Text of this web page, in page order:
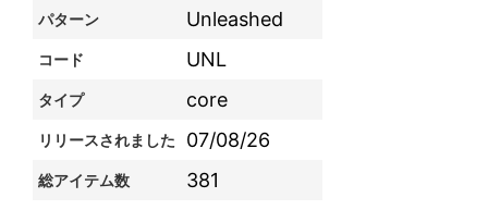
パターン Unleashed
コード UNL
タイプ core
リリースされました 07/08/26
総アイテム数 381